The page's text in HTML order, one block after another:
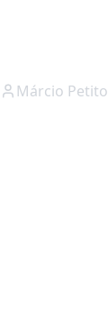
Márcio Petito